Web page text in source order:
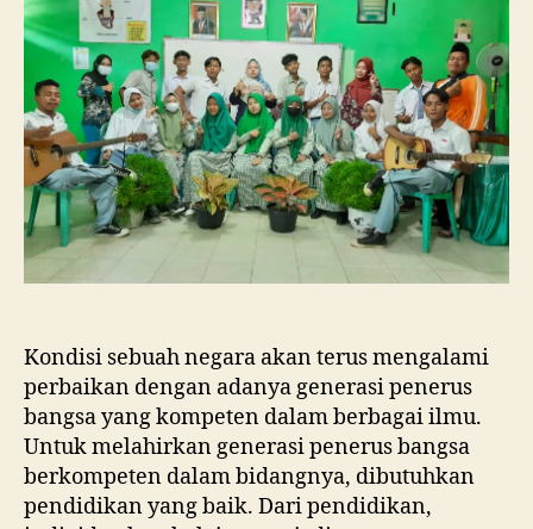
Kelas,
Ma’arif
1
Metro
Membebaskan
Siswa
Berkreasi
dalam
Merayakan
Kondisi sebuah negara akan terus mengalami
perbaikan dengan adanya generasi penerus
bangsa yang kompeten dalam berbagai ilmu.
Untuk melahirkan generasi penerus bangsa
berkompeten dalam bidangnya, dibutuhkan
pendidikan yang baik. Dari pendidikan,